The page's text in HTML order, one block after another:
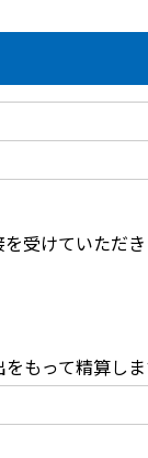
受けていただき
もって精算しま